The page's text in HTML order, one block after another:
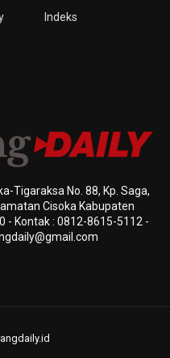
Indeks
Tigaraksa No. 88, Kp. Saga,
Cisoka Kabupaten
- Kontak : 0812-8615-5112 -